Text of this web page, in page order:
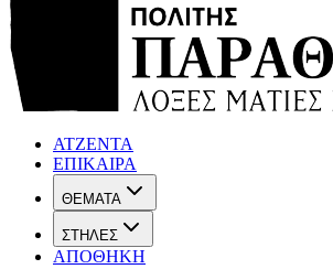
ΑΤΖΕΝΤΑ
ΕΠΙΚΑΙΡΑ
ΘΕΜΑΤΑ
ΣΤΗΛΕΣ
ΑΠΟΘΗΚΗ